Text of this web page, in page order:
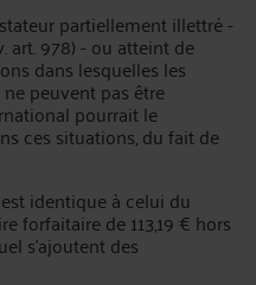
partiellement illettré -
art. 978) - ou atteint de
dans lesquelles les
peuvent pas être
pourrait le
ces situations, du fait de
identique à celui du
forfaitaire de 113,19 € hors
s'ajoutent des